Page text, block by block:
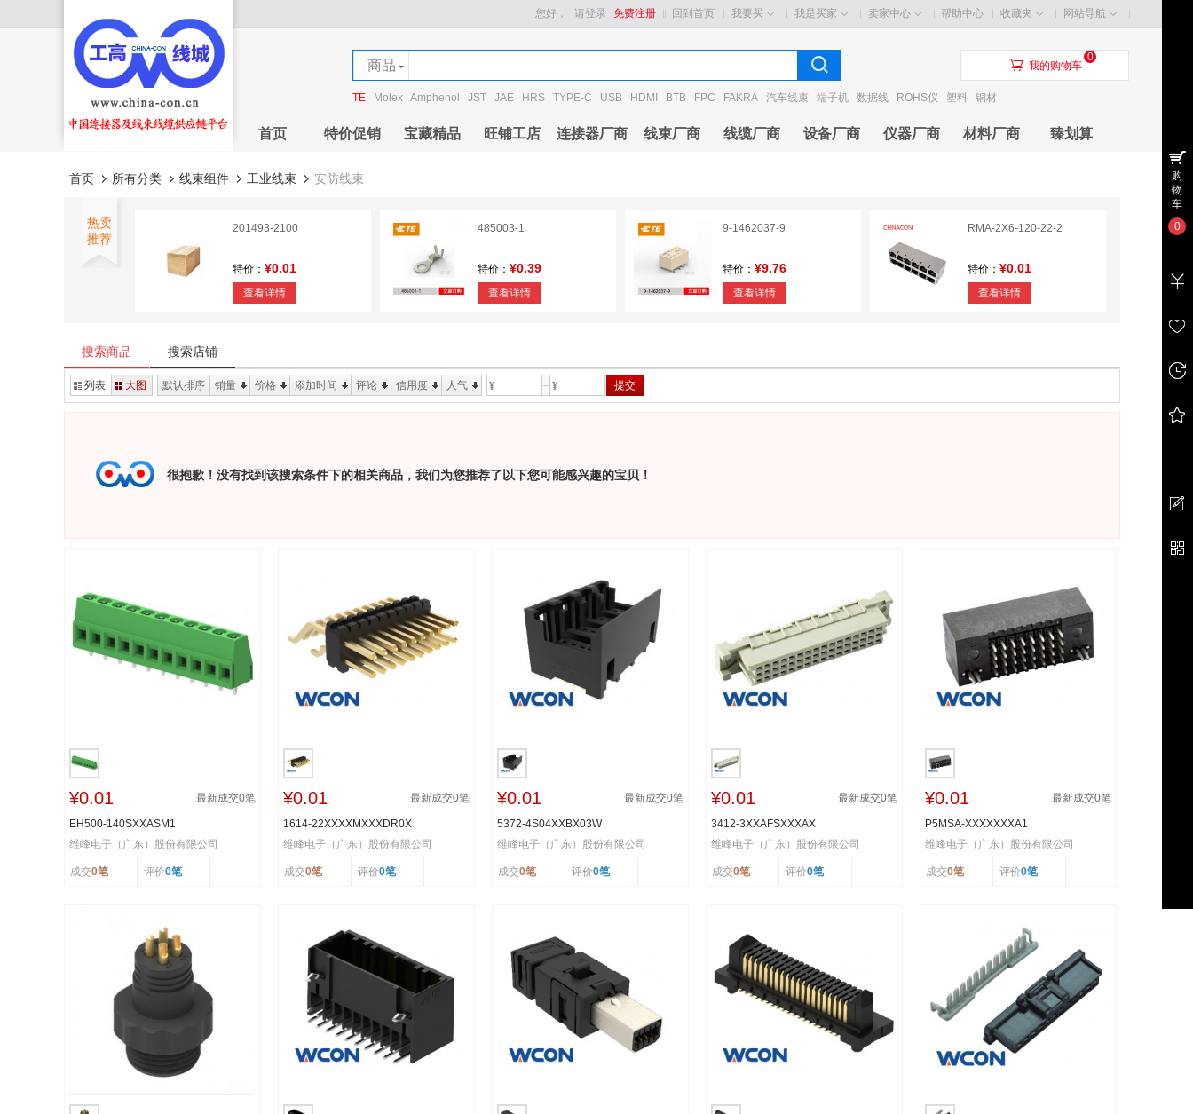
回到首页 我要买 我是买家 卖家中心 帮助中心 收藏夹 网站导航
您好， 请登录 免费注册
商品
店铺
TE Molex Amphenol JST JAE HRS TYPE-C USB HDMI BTB FPC FAKRA 汽车线束 端子机 数据线 ROHS仪 塑料 铜材
󰃦 我的购物车
0
首页 特价促销 宝藏精品 旺铺工店 连接器厂商 线束厂商 线缆厂商 设备厂商 仪器厂商 材料厂商 臻划算
首页 所有分类 线束组件 工业线束 安防线束
热卖
推荐
201493-2100
特价： ¥0.01
查看详情
485003-1
特价： ¥0.39
查看详情
9-1462037-9
特价： ¥9.76
查看详情
RMA-2X6-120-22-2
特价： ¥0.01
查看详情
特价：¥0
查看详情
搜索商品 搜索店铺
列表 大图 默认排序 销量 价格 添加时间 评论 信用度 人气 ¥ ¥ 提交
很抱歉！没有找到该搜索条件下的相关商品，我们为您推荐了以下您可能感兴趣的宝贝！
¥0.01 最新成交0笔
EH500-140SXXASM1
维峰电子（广东）股份有限公司
成交0笔 评价0笔
¥0.01 最新成交0笔
1614-22XXXXMXXXDR0X
维峰电子（广东）股份有限公司
成交0笔 评价0笔
¥0.01 最新成交0笔
5372-4S04XXBX03W
维峰电子（广东）股份有限公司
成交0笔 评价0笔
¥0.01 最新成交0笔
3412-3XXAFSXXXAX
维峰电子（广东）股份有限公司
成交0笔 评价0笔
¥0.01 最新成交0笔
P5MSA-XXXXXXXA1
维峰电子（广东）股份有限公司
成交0笔 评价0笔
购
物
车
0